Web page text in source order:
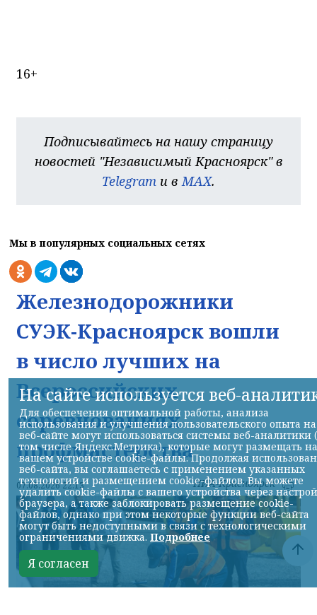
16+
Подписывайтесь на нашу страницу
новостей "Независимый Красноярск" в
Telegram и в MAX.
Мы в популярных социальных сетях
Железнодорожники
СУЭК-Красноярск вошли
в число лучших на
Всероссийских
соревнованиях
профмастерства
07.08.2026 22:13 НИА-Красноярск
На сайте используется веб-
Для обеспечения оптимальной работы, анализа
использования и улучшения пользовательского опыта на
веб-сайте могут использоваться системы веб-аналитики
том числе Яндекс.Метрика), которые могут размещать на
вашем устройстве cookie-файлы. Продолжая
веб-сайта, вы соглашаетесь с применением указанных
технологий и размещением cookie-файлов. Вы можете
удалить cookie-файлы с вашего устройства через
браузера, а также заблокировать размещение cookie-
файлов, однако при этом некоторые функции веб-сайта
могут быть недоступными в связи с технологическими
ограничениями движка. Подробнее
Я согласен